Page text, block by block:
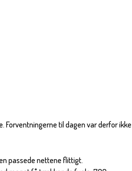
Forventningerne til dagen var derfor ikke
passede nettene flittigt.